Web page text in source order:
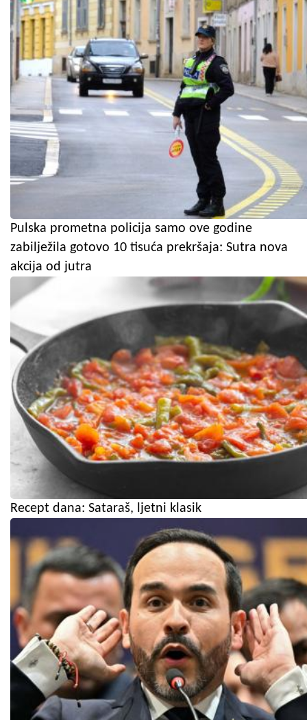
Pulska prometna policija samo ove godine
zabilježila gotovo 10 tisuća prekršaja: Sutra nova
akcija od jutra
Recept dana: Sataraš, ljetni klasik